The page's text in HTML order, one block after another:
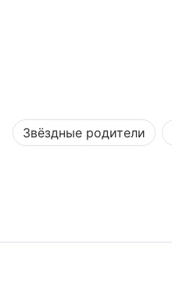
Звёздные родители